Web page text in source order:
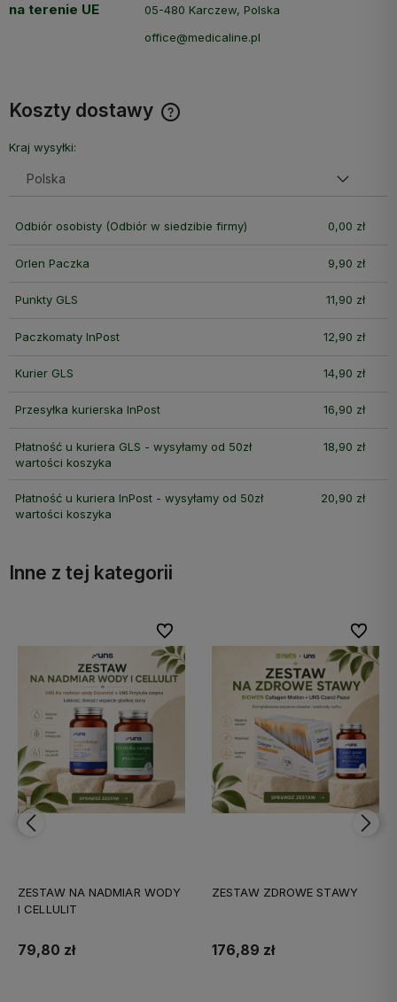
na terenie UE
05-480 Karczew, Polska
office@medicaline.pl
Koszty dostawy
Kraj wysyłki:
Odbiór osobisty(Odbiór w siedzibie firmy) 0,00 zł
Orlen Paczka 9,90 zł
Punkty GLS 11,90 zł
Paczkomaty InPost 12,90 zł
Kurier GLS 14,90 zł
Przesyłka kurierska InPost 16,90 zł
Płatność u kuriera GLS - wysyłamy od 50zł
wartości koszyka
18,90 zł
Płatność u kuriera InPost - wysyłamy od 50zł
wartości koszyka
20,90 zł
Inne z tej kategorii
ZESTAW NA NADMIAR WODY
I CELLULIT
79,80 zł
Do ulubionych
Do ulubionych
ZESTAW ZDROWE STAWY
176,89 zł
Do
Do